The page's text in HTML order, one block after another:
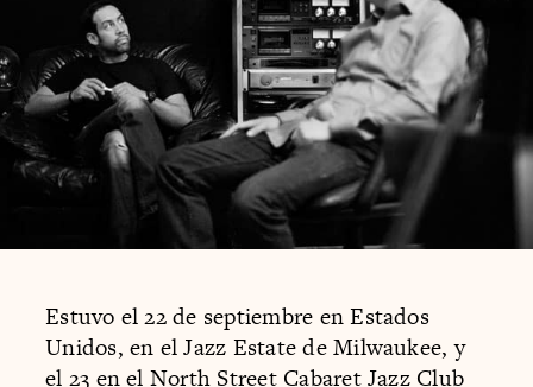
Estuvo el 22 de septiembre en Estados
Unidos, en el Jazz Estate de Milwaukee, y
el 23 en el North Street Cabaret Jazz Club